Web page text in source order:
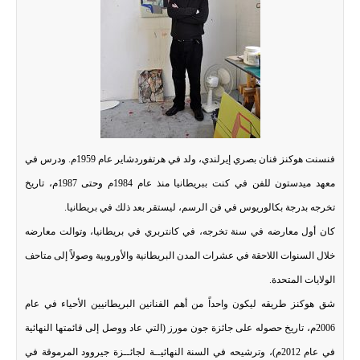
فنسنت هوكنز فنان بصري إيرلندي، ولد في هرتفوردشاير عام 1959م. ودرس في
معهد ميدستون للفن في كنت ببريطانيا منذ عام 1984م وحتى 1987م، تاريخ
تخرجه بدرجة بكالوريوس في فن الرسم، ليستقر بعد ذلك في بريطانيا.
كان أول معارضه في سنة تخرجه، في كانتربري في بريطانيا، وتوالت معارضه
خلال السنوات اللاحقة في عشرات المدن البريطانية والأوروبية وصولاً إلى متاحف
الولايات المتحدة.
شق هوكنز طريقه ليكون واحداً من أهم الفنانين البريطانيين الأحياء في عام
2006م، تاريخ حصوله على جائزة جون مورز (التي عاد ووصل إلى قائمتها النهائية
في عام 2012م)، وترشيحه في السنة النهائيــة لجائــزة جيروود المرموقة في